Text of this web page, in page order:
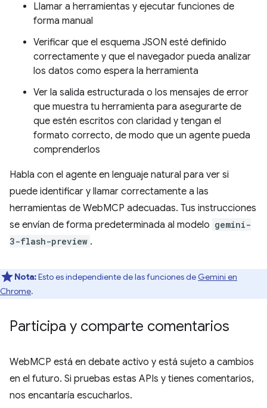
Llamar a herramientas y ejecutar funciones de
forma manual
Verificar que el esquema JSON esté definido
correctamente y que el navegador pueda analizar
los datos como espera la herramienta
Ver la salida estructurada o los mensajes de error
que muestra tu herramienta para asegurarte de
que estén escritos con claridad y tengan el
formato correcto, de modo que un agente pueda
comprenderlos
Habla con el agente en lenguaje natural para ver si
puede identificar y llamar correctamente a las
herramientas de WebMCP adecuadas. Tus instrucciones
se envían de forma predeterminada al modelo gemini-
3-flash-preview .
Nota:Esto es independiente de las funciones de Gemini en
Chrome.
Participa y comparte comentarios
WebMCP está en debate activo y está sujeto a cambios
en el futuro. Si pruebas estas APIs y tienes comentarios,
nos encantaría escucharlos.